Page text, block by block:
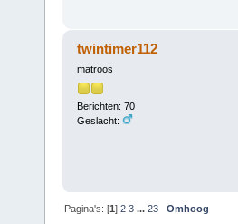
twintimer112
matroos
Berichten: 70
Geslacht:
Pagina's: [1]2 3 ...23 Omhoog